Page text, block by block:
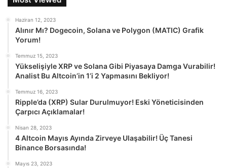
Haziran 12, 2023
Alınır Mı? Dogecoin, Solana ve Polygon (MATIC) Grafik
Yorum!
Temmuz 15, 2023
Yükselişiyle XRP ve Solana Gibi Piyasaya Damga Vurabilir!
Analist Bu Altcoin’in 1’i 2 Yapmasını Bekliyor!
Temmuz 16, 2023
Ripple’da (XRP) Sular Durulmuyor! Eski Yöneticisinden
Çarpıcı Açıklamalar!
Nisan 28, 2023
4 Altcoin Mayıs Ayında Zirveye Ulaşabilir! Üç Tanesi
Binance Borsasında!
Mayıs 23, 2023